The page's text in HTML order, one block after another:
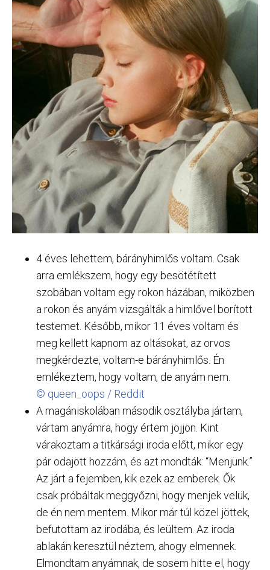
4 éves lehettem, bárányhimlős voltam. Csak
arra emlékszem, hogy egy besötétített
szobában voltam egy rokon házában, miközben
a rokon és anyám vizsgálták a himlővel borított
testemet. Később, mikor 11 éves voltam és
meg kellett kapnom az oltásokat, az orvos
megkérdezte, voltam-e bárányhimlős. Én
emlékeztem, hogy voltam, de anyám nem.
© queen_oops / Reddit
A magániskolában második osztályba jártam,
vártam anyámra, hogy értem jöjjön. Kint
várakoztam a titkársági iroda előtt, mikor egy
pár odajött hozzám, és azt mondták: “Menjünk.”
Az járt a fejemben, kik ezek az emberek. Ők
csak próbáltak meggyőzni, hogy menjek velük,
de én nem mentem. Mikor már túl közel jöttek,
befutottam az irodába, és leültem. Az iroda
ablakán keresztül néztem, ahogy elmennek.
Elmondtam anyámnak, de sosem hitte el, hogy